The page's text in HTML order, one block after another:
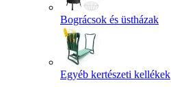
Bográcsok és üstházak
Egyéb kertészeti kellékek